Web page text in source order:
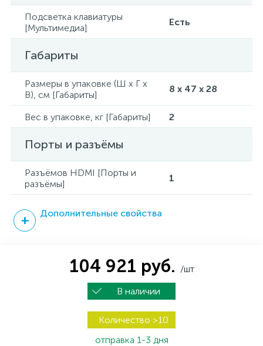
Подсветка клавиатуры
[Мультимедиа]
Есть
Габариты
Размеры в упаковке (Ш x Г x
В), см [Габариты]
8 x 47 x 28
Вес в упаковке, кг [Габариты] 2
Порты и разъёмы
Разъёмов HDMI [Порты и
разъёмы]
1
Дополнительные свойства
104 921 руб. /шт
В наличии
Количество >10
отправка 1-3 дня